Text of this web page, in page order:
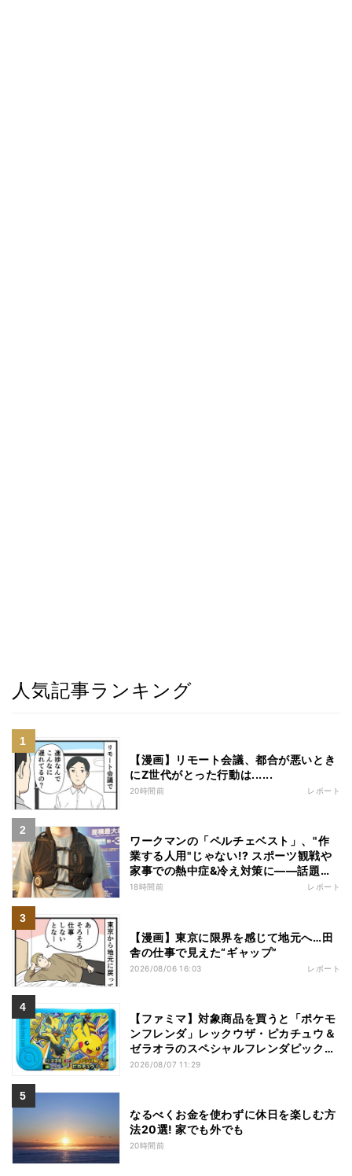
人気記事ランキング
【漫画】リモート会議、都合が悪いとき
にZ世代がとった行動は......
20時間前 レポート
ワークマンの「ペルチェベスト」、"作
業する人用"じゃない!? スポーツ観戦や
家事での熱中症&冷え対策に――話題の
商品を徹底検証
18時間前 レポート
【漫画】東京に限界を感じて地元へ…田
舎の仕事で見えた“ギャップ”
2026/08/06 16:03 レポート
【ファミマ】対象商品を買うと「ポケモ
ンフレンダ」レックウザ・ピカチュウ＆
ゼラオラのスペシャルフレンダピックが
もらえるキャンペーン
2026/08/07 11:29
なるべくお金を使わずに休日を楽しむ方
法20選! 家でも外でも
20時間前